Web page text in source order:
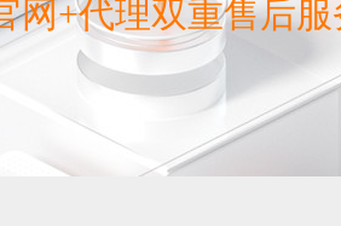
+代理双重售后服